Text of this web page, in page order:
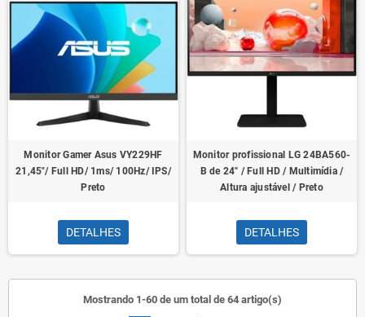
Monitor Gamer Asus VY229HF
21,45"/ Full HD/ 1ms/ 100Hz/ IPS/
Preto
DETALHES
Monitor profissional LG 24BA560-
B de 24" / Full HD / Multimídia /
Altura ajustável / Preto
DETALHES
Mostrando 1-60 de um total de 64 artigo(s)